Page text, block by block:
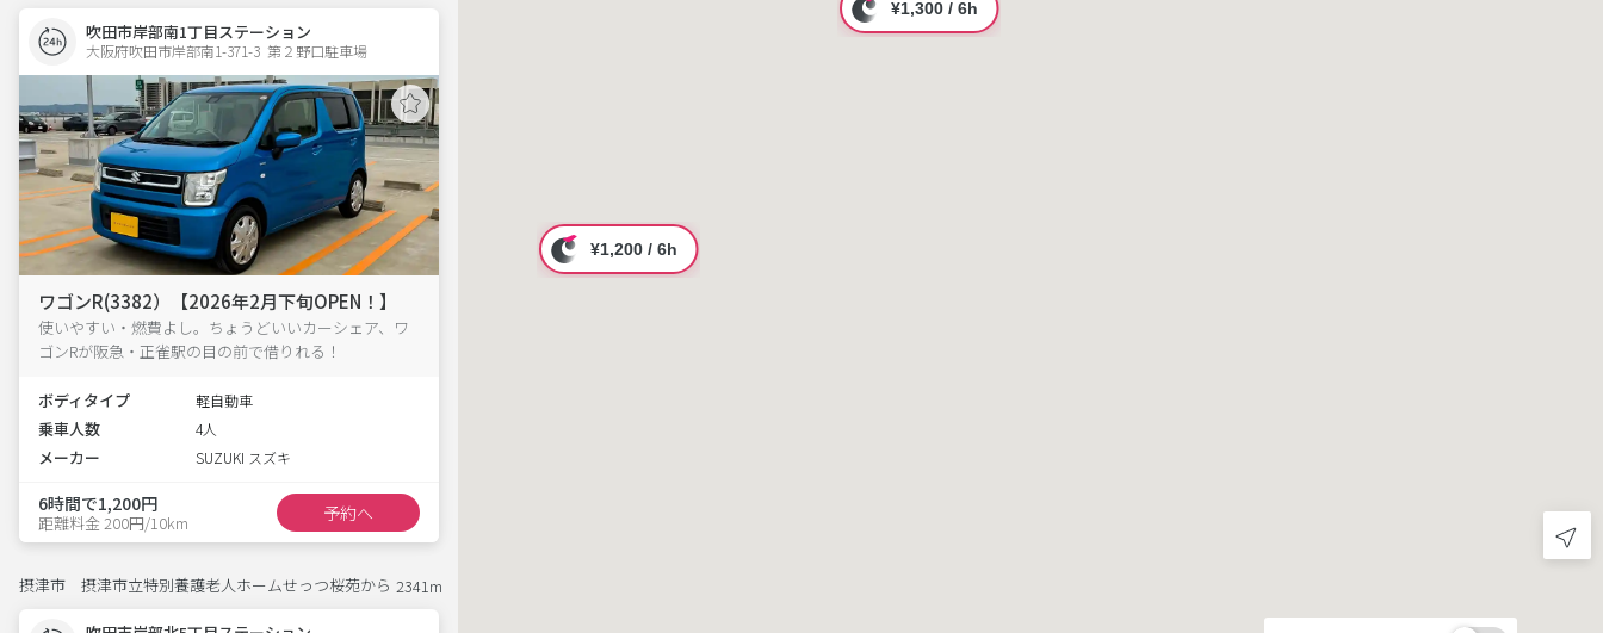
吹田市岸部南1丁目ステーション
大阪府吹田市岸部南1-371-3  第２野口駐車場
ワゴンR(3382）【2026年2月下旬OPEN！】
使いやすい・燃費よし。ちょうどいいカーシェア、ワ
ゴンRが阪急・正雀駅の目の前で借りれる！
ボディタイプ 軽自動車
乗車人数 4人
メーカー SUZUKI スズキ
6時間で1,200円
距離料金 200円/10km 予約へ
摂津市 摂津市立特別養護老人ホームせっつ桜苑から 2341m